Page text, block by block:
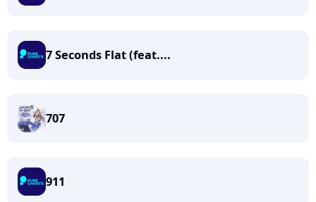
7 Seconds Flat (feat....
707
911